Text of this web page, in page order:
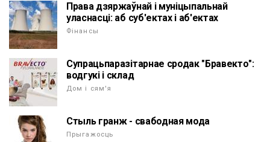
Права дзяржаўнай і муніцыпальнай
уласнасці: аб суб'ектах і аб'ектах
Фінансы
Супрацьпаразітарнае сродак "Бравекто":
водгукі і склад
Дом і сям'я
Стыль гранж - свабодная мода
Прыгажосць